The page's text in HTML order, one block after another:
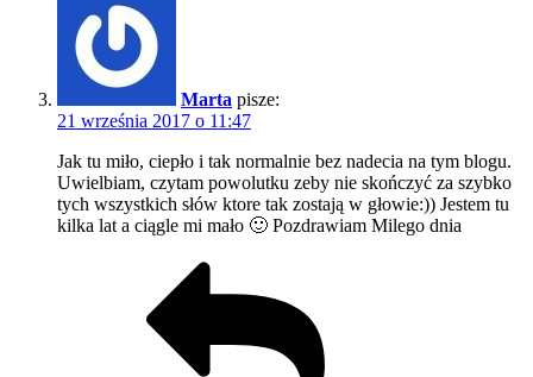
Marta pisze:
21 września 2017 o 11:47
Jak tu miło, ciepło i tak normalnie bez nadecia na tym blogu.
Uwielbiam, czytam powolutku zeby nie skończyć za szybko
tych wszystkich słów ktore tak zostają w głowie:)) Jestem tu
kilka lat a ciągle mi mało 🙂 Pozdrawiam Milego dnia